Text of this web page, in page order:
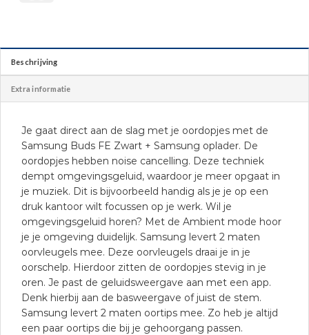
Beschrijving
Extra informatie
Je gaat direct aan de slag met je oordopjes met de
Samsung Buds FE Zwart + Samsung oplader. De
oordopjes hebben noise cancelling. Deze techniek
dempt omgevingsgeluid, waardoor je meer opgaat in
je muziek. Dit is bijvoorbeeld handig als je je op een
druk kantoor wilt focussen op je werk. Wil je
omgevingsgeluid horen? Met de Ambient mode hoor
je je omgeving duidelijk. Samsung levert 2 maten
oorvleugels mee. Deze oorvleugels draai je in je
oorschelp. Hierdoor zitten de oordopjes stevig in je
oren. Je past de geluidsweergave aan met een app.
Denk hierbij aan de basweergave of juist de stem.
Samsung levert 2 maten oortips mee. Zo heb je altijd
een paar oortips die bij je gehoorgang passen.